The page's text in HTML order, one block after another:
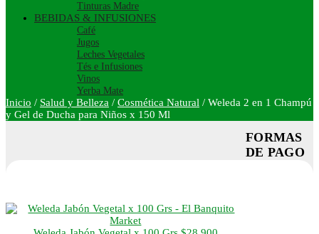
Tinturas Madre
BEBIDAS & INFUSIONES
Café
Jugos
Leches Vegetales
Tés e Infusiones
Vinos
Yerba Mate
Inicio / Salud y Belleza / Cosmética Natural / Weleda 2 en 1 Champú
y Gel de Ducha para Niños x 150 Ml
FORMAS
DE PAGO